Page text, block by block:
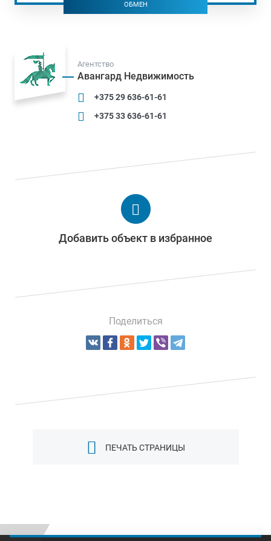
ОБМЕН
Агентство
Авангард Недвижимость
+375 29 636-61-61
+375 33 636-61-61
Добавить объект в избранное
Поделиться
ПЕЧАТЬ СТРАНИЦЫ